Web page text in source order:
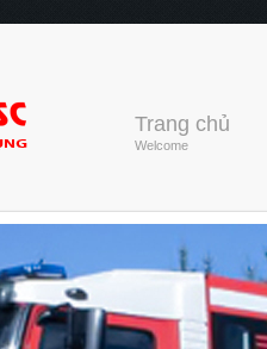
Trang chủ
Welcome